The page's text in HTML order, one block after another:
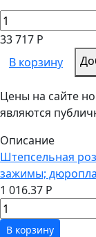
33 717 Р
В корзину
Цены на сайте
являются
Описание
Штепсельная
зажимы;
1 016.37 Р
В корзину